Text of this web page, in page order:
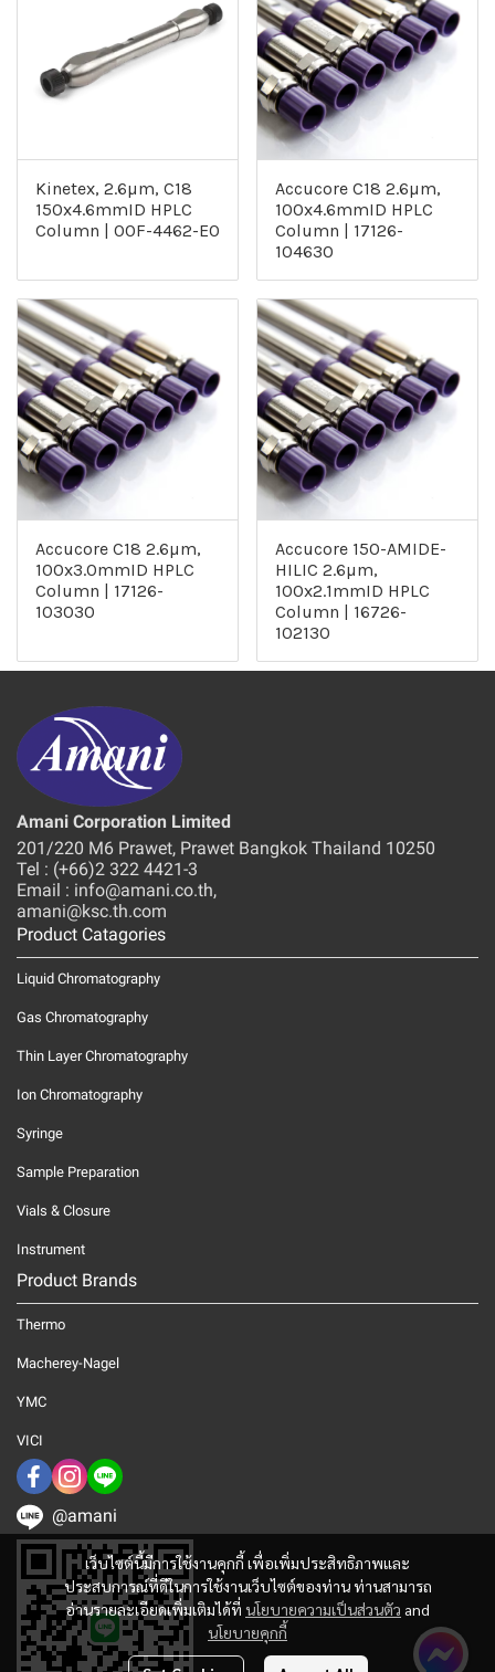
Kinetex, 2.6µm, C18
150x4.6mmID HPLC
Column | 00F-4462-E0
Accucore C18 2.6µm,
100x4.6mmID HPLC
Column | 17126-
104630
Accucore C18 2.6µm,
100x3.0mmID HPLC
Column | 17126-
103030
Accucore 150-AMIDE-
HILIC 2.6µm,
100x2.1mmID HPLC
Column | 16726-
102130
เว็บไซต์นี้มีการใช้งานคุกกี้ เพื่อเพิ่มประสิทธิภาพและ
ประสบการณ์ที่ดีในการใช้งานเว็บไซต์ของท่าน ท่านสามารถ
อ่านรายละเอียดเพิ่มเติมได้ที่ นโยบายความเป็นส่วนตัว and
นโยบายคุกกี้
Amani Corporation Limited
201/220 M6 Prawet, Prawet Bangkok Thailand 10250
Tel : (+66)2 322 4421-3
Email : info@amani.co.th,
amani@ksc.th.com
Product Catagories
Liquid Chromatography
Gas Chromatography
Thin Layer Chromatography
Ion Chromatography
Syringe
Sample Preparation
Vials & Closure
Instrument
Product Brands
Thermo
Macherey-Nagel
YMC
VICI
@amani